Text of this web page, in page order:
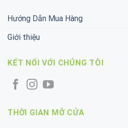
Hướng Dẫn Mua Hàng
Giới thiệu
KẾT NỐI VỚI CHÚNG TÔI
THỜI GIAN MỞ CỬA